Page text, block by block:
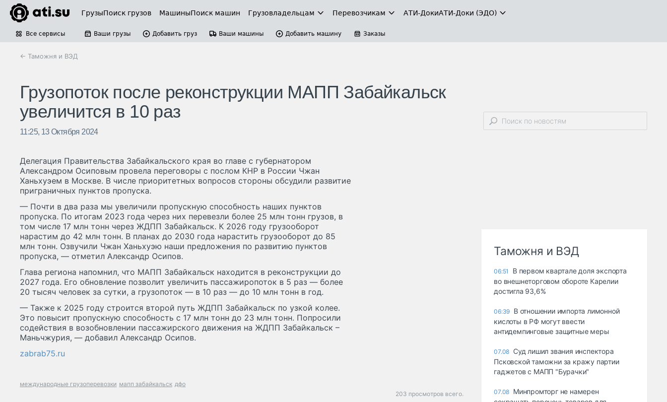
ГрузыПоиск грузов МашиныПоиск машин Грузовладельцам Перевозчикам АТИ-ДокиАТИ-Доки (ЭДО)
Все сервисы Ваши грузы Добавить груз Ваши машины Добавить машину Заказы
← Таможня и ВЭД
Грузопоток после реконструкции МАПП Забайкальск
увеличится в 10 раз
11:25, 13 Октября 2024
Делегация Правительства Забайкальского края во главе с губернатором
Александром Осиповым провела переговоры с послом КНР в России Чжан
Ханьхуэем в Москве. В числе приоритетных вопросов стороны обсудили развитие
приграничных пунктов пропуска.
— Почти в два раза мы увеличили пропускную способность наших пунктов
пропуска. По итогам 2023 года через них перевезли более 25 млн тонн грузов, в
том числе 17 млн тонн через ЖДПП Забайкальск. К 2026 году грузооборот
нарастим до 42 млн тонн. В планах до 2030 года нарастить грузооборот до 85
млн тонн. Озвучили Чжан Ханьхуэю наши предложения по развитию пунктов
пропуска, — отметил Александр Осипов.
Глава региона напомнил, что МАПП Забайкальск находится в реконструкции до
2027 года. Его обновление позволит увеличить пассажиропоток в 5 раз — более
20 тысяч человек за сутки, а грузопоток — в 10 раз — до 10 млн тонн в год.
— Также к 2025 году строится второй путь ЖДПП Забайкальск по узкой колее.
Это повысит пропускную способность с 17 млн тонн до 23 млн тонн. Попросили
содействия в возобновлении пассажирского движения на ЖДПП Забайкальск –
Маньчжурия, — добавил Александр Осипов.
zabrab75.ru
международные грузоперевозки мапп забайкальск дфо
203 просмотров всего.
Таможня и ВЭД
06:51
В первом квартале доля экспорта
во внешнеторговом обороте Карелии
достигла 93,6%
06:39 В отношении импорта лимонной
кислоты в РФ могут ввести
антидемпинговые защитные меры
07.08 Суд лишил звания инспектора
Псковской таможни за кражу партии
гаджетов с МАПП "Бурачки"
07.08 Минпромторг не намерен